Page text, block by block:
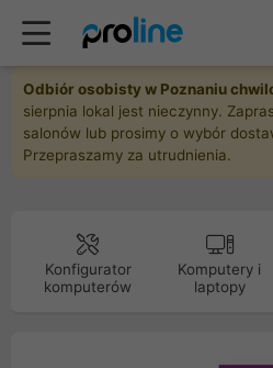
Odbiór osobisty w Poznaniu
sierpnia lokal jest nieczynny.
salonów lub prosimy o wybór
Przepraszamy za utrudnienia.
Konfigurator
komputerów
Komputery i
laptopy